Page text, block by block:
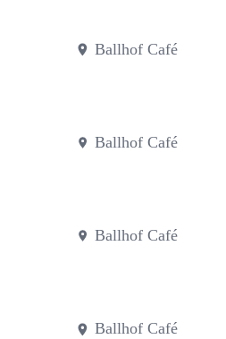
Ballhof Café
Ballhof Café
Ballhof Café
Ballhof Café